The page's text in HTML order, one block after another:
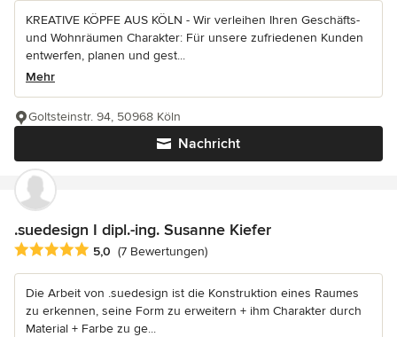
KREATIVE KÖPFE AUS KÖLN - Wir verleihen Ihren Geschäfts-
und Wohnräumen Charakter: Für unsere zufriedenen Kunden
entwerfen, planen und gest...
Mehr
Nachricht
Goltsteinstr. 94, 50968 Köln
.suedesign I dipl.-ing. Susanne Kiefer
Durchschnittliche Bewertung: 5 von 5 Sternen
5,0 (7 Bewertungen)
Die Arbeit von .suedesign ist die Konstruktion eines Raumes
zu erkennen, seine Form zu erweitern + ihm Charakter durch
Material + Farbe zu ge...